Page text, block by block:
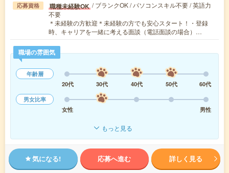
応募資格 職種未経験OK / ブランクOK / パソコンスキル不要 / 英語力
不要
＊未経験の方歓迎＊未経験の方でも安心スタート！・登録
時、キャリアを一緒に考える面談（電話面談の場合）…
職場の雰囲気
年齢層
20代
30代 40代 50代
60代
男女比率
女性
男性
もっと見る
気になる! 応募へ進む 詳しく見る